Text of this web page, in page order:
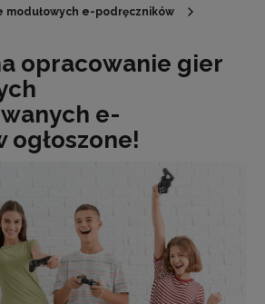
modułowych e-podręczników
opracowanie gier
e-
ogłoszone!